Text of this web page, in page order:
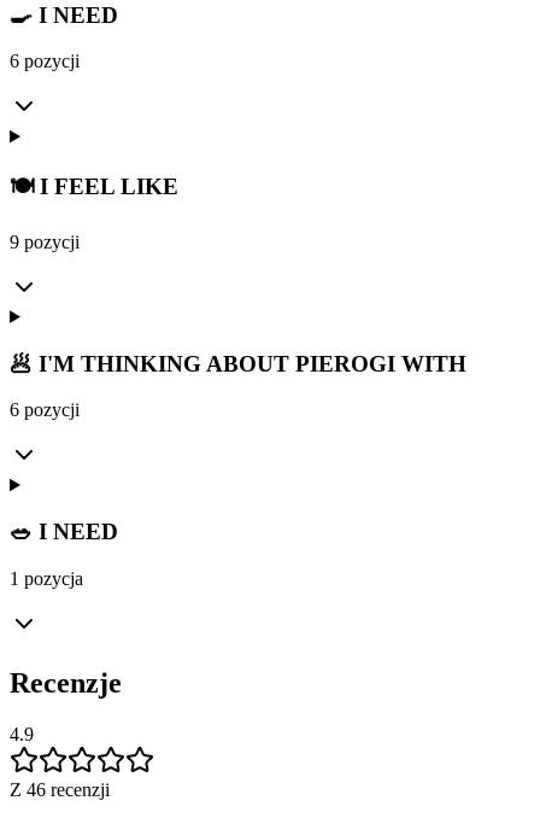
🍳 I NEED
6 pozycji
🍽️ I FEEL LIKE
9 pozycji
🥟 I'M THINKING ABOUT PIEROGI WITH
6 pozycji
🥗 I NEED
1 pozycja
Recenzje
4.9
Z 46 recenzji